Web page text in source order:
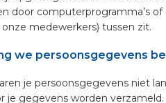
door computerprogramma’s
onze medewerkers) tussen zit.
we persoonsgegevens
je persoonsgegevens niet
je gegevens worden verzameld.